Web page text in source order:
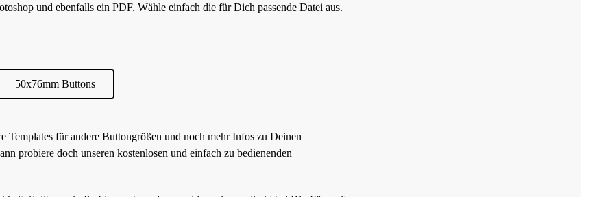
und ebenfalls ein PDF. Wähle einfach die für Dich passende Datei aus.
50x76mm Buttons
Templates für andere Buttongrößen und noch mehr Infos zu Deinen
probiere doch unseren kostenlosen und einfach zu bedienenden